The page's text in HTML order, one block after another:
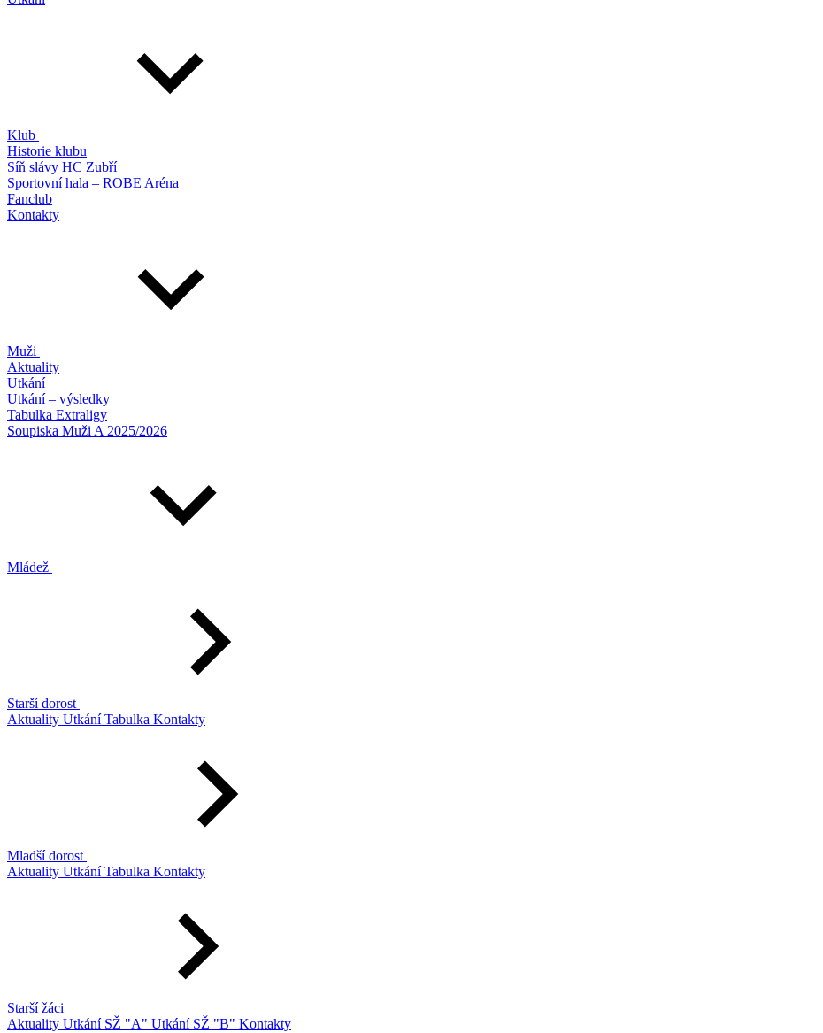
Klub
Historie klubu
Síň slávy HC Zubří
Sportovní hala – ROBE Aréna
Fanclub
Kontakty
Muži
Aktuality
Utkání
Utkání – výsledky
Tabulka Extraligy
Soupiska Muži A 2025/2026
Mládež
Starší dorost
Aktuality UtkáníTabulka Kontakty
Mladší dorost
Aktuality UtkáníTabulka Kontakty
Starší žáci
Aktuality Utkání SŽ "A" Utkání SŽ "B" Kontakty